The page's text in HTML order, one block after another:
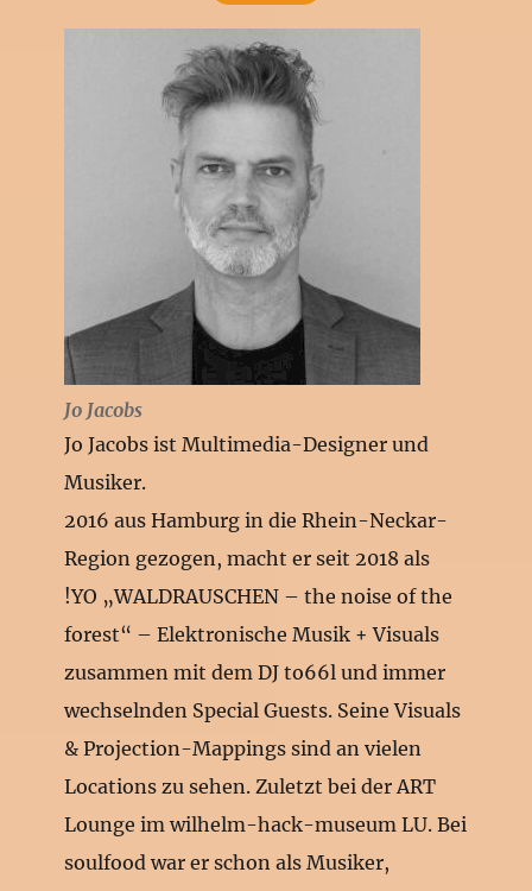
Jo Jacobs
Jo Jacobs ist Multimedia-Designer und
Musiker.
2016 aus Hamburg in die Rhein-Neckar-
Region gezogen, macht er seit 2018 als
!YO „WALDRAUSCHEN – the noise of the
forest“ – Elektronische Musik + Visuals
zusammen mit dem DJ to66l und immer
wechselnden Special Guests. Seine Visuals
& Projection-Mappings sind an vielen
Locations zu sehen. Zuletzt bei der ART
Lounge im wilhelm-hack-museum LU. Bei
soulfood war er schon als Musiker,